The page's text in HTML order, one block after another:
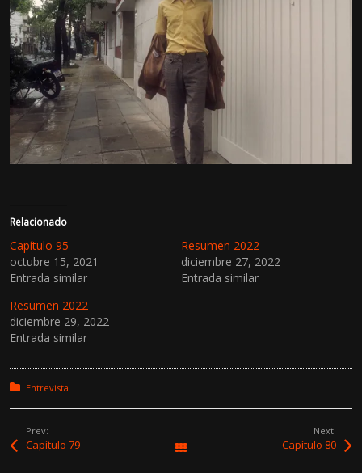
Relacionado
Capítulo 95
octubre 15, 2021
Entrada similar
Resumen 2022
diciembre 27, 2022
Entrada similar
Resumen 2022
diciembre 29, 2022
Entrada similar
Posted in:
Entrevista
Prev:
Capítulo 79
Next:
Capítulo 80